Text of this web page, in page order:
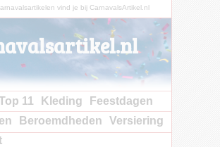
vind je bij CarnavalsArtikel.nl
11 Kleding
Feestdagen
Beroemdheden
Versiering